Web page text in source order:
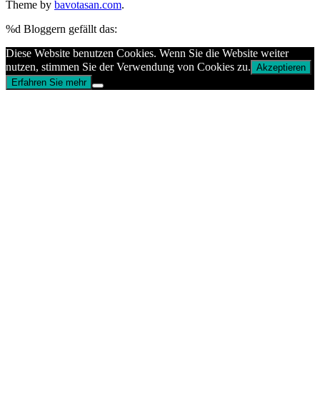
Theme by bavotasan.com.
%d Bloggern gefällt das:
Diese Website benutzen Cookies. Wenn Sie die Website weiter
nutzen, stimmen Sie der Verwendung von Cookies zu. Akzeptieren
Erfahren Sie mehr